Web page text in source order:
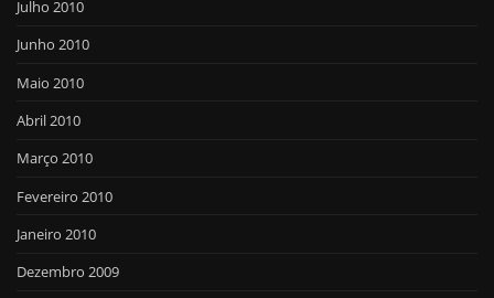
Julho 2010
Junho 2010
Maio 2010
Abril 2010
Março 2010
Fevereiro 2010
Janeiro 2010
Dezembro 2009